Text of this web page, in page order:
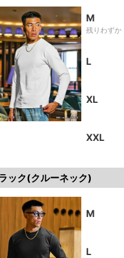
M
残りわずか
L
XL
XXL
ック(クルーネック)
M
L